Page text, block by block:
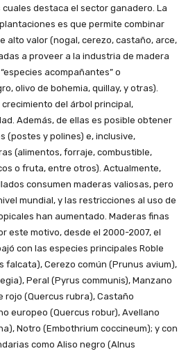
destaca el sector ganadero. La
es que permite combinar
alto valor (nogal, cerezo, castaño, arce,
a proveer a la industria de madera
acompañantes” o
olivo de bohemia, quillay, y otras).
del árbol principal,
Además, de ellas es posible obtener
(postes y polines) e, inclusive,
(alimentos, forraje, combustible,
o fruta, entre otros). Actualmente,
consumen maderas valiosas, pero
mundial, y las restricciones al uso de
han aumentado. Maderas finas
este motivo, desde el 2000-2007, el
con las especies principales Roble
falcata), Cerezo común (Prunus avium),
Peral (Pyrus communis), Manzano
rojo (Quercus rubra), Castaño
europeo (Quercus robur), Avellano
Notro (Embothrium coccineum); y con
como Aliso negro (Alnus